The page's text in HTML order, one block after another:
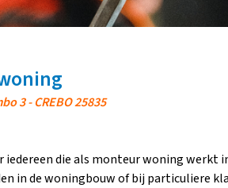
3 - CREBO 25835
iedereen die als monteur woning werkt
in de woningbouw of bij particuliere